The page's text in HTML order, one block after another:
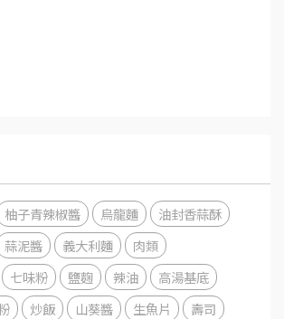
柚子青辣椒醬 烏龍麵
油封香蒜酥
蒜泥醬 義大利麵
肉類
七味粉 鹽麴 辣油
高湯基底
炒飯 山葵醬 生魚片 壽司